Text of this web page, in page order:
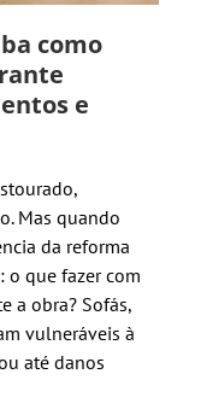
como
e
Mas quando
da reforma
o que fazer com
a obra? Sofás,
vulneráveis à
até danos